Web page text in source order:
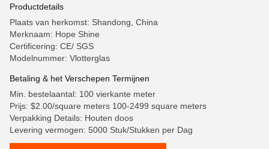
Productdetails
Plaats van herkomst: Shandong, China
Merknaam: Hope Shine
Certificering: CE/ SGS
Modelnummer: Vlotterglas
Betaling & het Verschepen Termijnen
Min. bestelaantal: 100 vierkante meter
Prijs: $2.00/square meters 100-2499 square meters
Verpakking Details: Houten doos
Levering vermogen: 5000 Stuk/Stukken per Dag